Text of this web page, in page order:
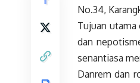
No.34,
Tujuan
dan
senantiasa
Danrem dan